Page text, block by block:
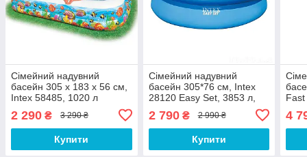
Сімейний надувний
басейн 305 х 183 х 56 см,
Intex 58485, 1020 л
2 290 ₴ 3 290 ₴
Купити
Сімейний надувний
басейн 305*76 см, Intex
28120 Easy Set, 3853 л,
2 790₴ 2 990 ₴
Купити
Fast
4